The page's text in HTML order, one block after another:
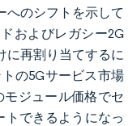
へのシフトを示して
およびレガシー2G
に再割り当てするに
の5Gサービス市場
ジュール価格でセ
トできるようになっ